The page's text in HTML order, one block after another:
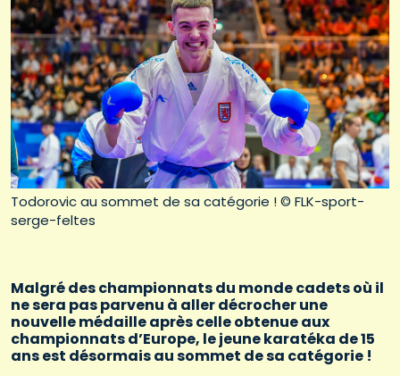
Todorovic au sommet de sa catégorie ! © FLK-sport-
serge-feltes
Malgré des championnats du monde cadets où il
ne sera pas parvenu à aller décrocher une
nouvelle médaille après celle obtenue aux
championnats d’Europe, le jeune karatéka de 15
ans est désormais au sommet de sa catégorie !